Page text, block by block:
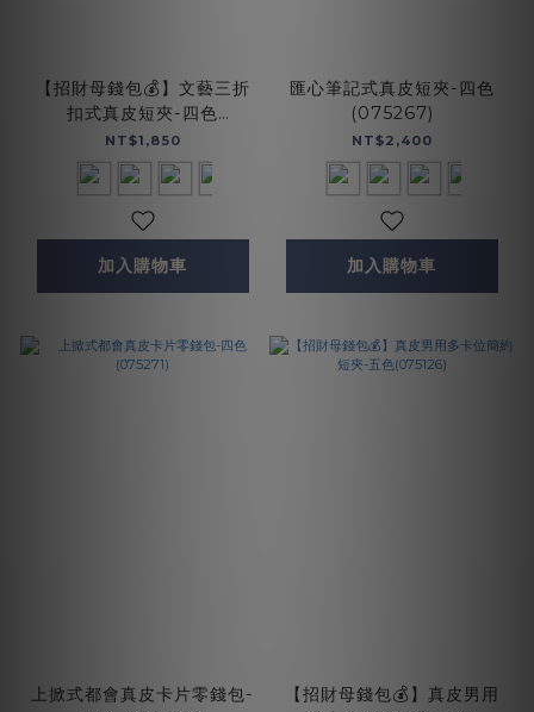
【招財母錢包💰】文藝三折
扣式真皮短夾-四色
(075268)
NT$1,850
加入購物車
匯心筆記式真皮短夾-四色
(075267)
NT$2,400
加入購物車
上掀式都會真皮卡片零錢包-
【招財母錢包💰】真皮男用